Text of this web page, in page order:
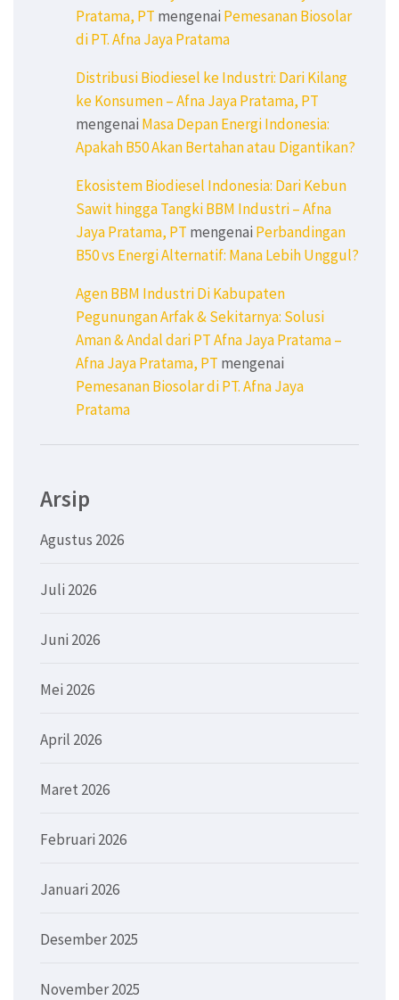
Pratama, PT mengenai Pemesanan Biosolar
di PT. Afna Jaya Pratama
Distribusi Biodiesel ke Industri: Dari Kilang
ke Konsumen – Afna Jaya Pratama, PT
mengenai Masa Depan Energi Indonesia:
Apakah B50 Akan Bertahan atau Digantikan?
Ekosistem Biodiesel Indonesia: Dari Kebun
Sawit hingga Tangki BBM Industri – Afna
Jaya Pratama, PT mengenai Perbandingan
B50 vs Energi Alternatif: Mana Lebih Unggul?
Agen BBM Industri Di Kabupaten
Pegunungan Arfak & Sekitarnya: Solusi
Aman & Andal dari PT Afna Jaya Pratama –
Afna Jaya Pratama, PT mengenai
Pemesanan Biosolar di PT. Afna Jaya
Pratama
Arsip
Agustus 2026
Juli 2026
Juni 2026
Mei 2026
April 2026
Maret 2026
Februari 2026
Januari 2026
Desember 2025
November 2025